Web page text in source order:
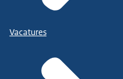
Vacatures